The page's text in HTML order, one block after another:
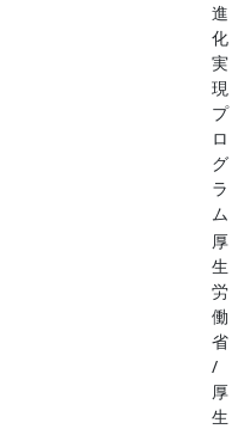
進
化
実
現
プ
ロ
グ
ラ
ム
厚
生
労
働
省
/
厚
生